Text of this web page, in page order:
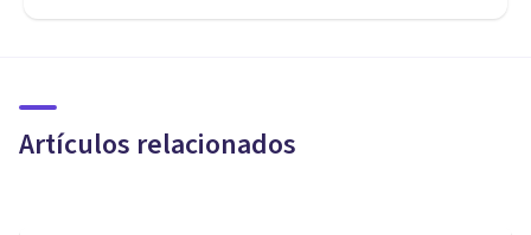
Artículos relacionados
sus características